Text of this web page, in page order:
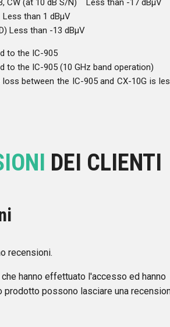
than 1 dBµV
Less than -13 dBµV
to the IC-905
to the IC-905 (10 GHz band operation)
between the IC-905 and CX-10G is
DEI CLIENTI
recensioni.
hanno effettuato l'accesso ed hanno
prodotto possono lasciare una